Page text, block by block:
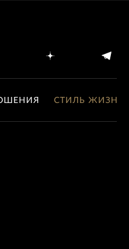
СТИЛЬ ЖИЗНИ